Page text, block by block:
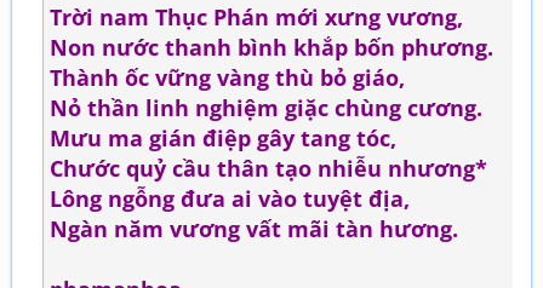
Trời nam Thục Phán mới xưng vương,
Non nước thanh bình khắp bốn phương.
Thành ốc vững vàng thù bỏ giáo,
Nỏ thần linh nghiệm giặc chùng cương.
Mưu ma gián điệp gây tang tóc,
Chước quỷ cầu thân tạo nhiễu nhương*
Lông ngỗng đưa ai vào tuyệt địa,
Ngàn năm vương vất mãi tàn hương.